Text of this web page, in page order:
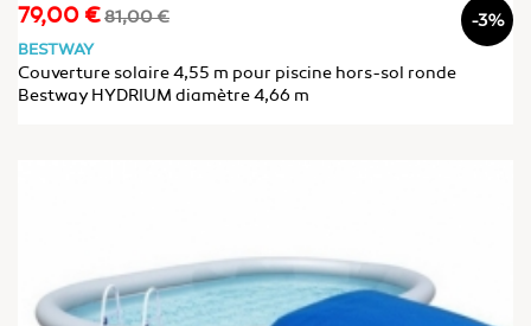
Prix
79,00 €Prix
81,00 € -3%
BESTWAY
Couverture solaire 4,55 m pour piscine hors-sol ronde
Bestway HYDRIUM diamètre 4,66 m